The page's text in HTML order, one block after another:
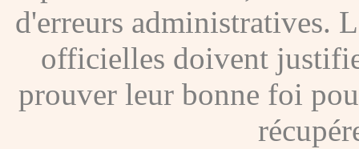
d'erreurs administratives.
officielles doivent
prouver leur bonne foi